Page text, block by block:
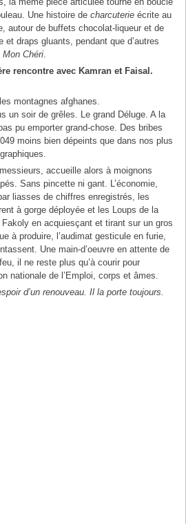
Une histoire decharcuterie écrite au
autour de buffets chocolat-liqueur et de
draps gluants, pendant que d’autres
Mon Chéri.
rencontre avec Kamran et Faisal.
montagnes afghanes.
un soir de grêles. Le grand Déluge. A la
pu emporter grand-chose. Des bribes
moins bien dépeints que dans nos plus
accueille alors à moignons
Sans pincette ni gant. L’économie,
liasses de chiffres enregistrés, les
à gorge déployée et les Loups de la
en acquiesçant et tirant sur un gros
à produire, l’audimat gesticule en furie,
Une main-d’oeuvre en attente de
il ne reste plus qu’à courir pour
nationale de l’Emploi, corps et âmes.
d’un renouveau. Il la porte toujours.